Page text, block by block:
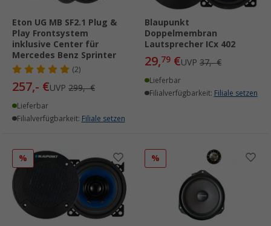
Eton UG MB SF2.1 Plug &
Play Frontsystem
inklusive Center für
Mercedes Benz Sprinter
(2)
257,- €UVP 299,- €
Lieferbar
Filialverfügbarkeit: Filiale setzen
Blaupunkt
Doppelmembran
Lautsprecher ICx 402
29,79 €UVP 37,- €
Lieferbar
Filialverfügbarkeit: Filiale setzen
% %